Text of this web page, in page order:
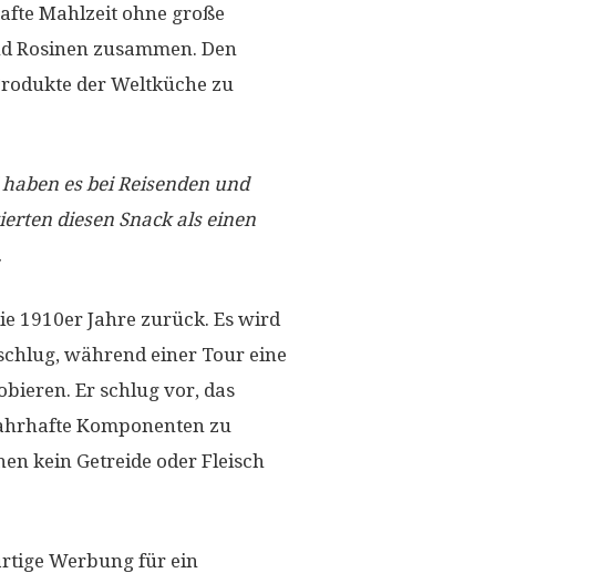
Mahlzeit ohne große
Rosinen zusammen. Den
der Weltküche zu
es bei Reisenden und
diesen Snack als einen
1910er Jahre zurück. Es wird
während einer Tour eine
Er schlug vor, das
Komponenten zu
kein Getreide oder Fleisch
Werbung für ein